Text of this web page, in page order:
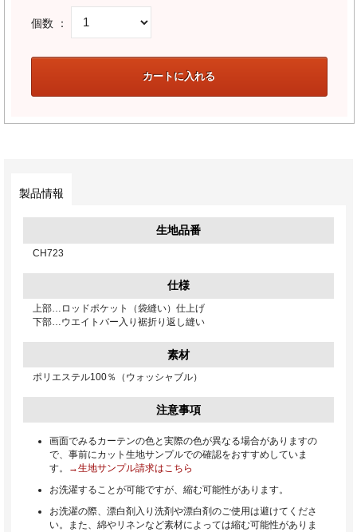
個数 ：
製品情報
生地品番
CH723
仕様
上部…ロッドポケット（袋縫い）仕上げ
下部…ウエイトバー入り裾折り返し縫い
素材
ポリエステル100％（ウォッシャブル）
注意事項
画面でみるカーテンの色と実際の色が異なる場合がありますの
で、事前にカット生地サンプルでの確認をおすすめしていま
す。
→生地サンプル請求はこちら
お洗濯することが可能ですが、縮む可能性があります。
お洗濯の際、漂白剤入り洗剤や漂白剤のご使用は避けてくださ
い。また、綿やリネンなど素材によっては縮む可能性がありま